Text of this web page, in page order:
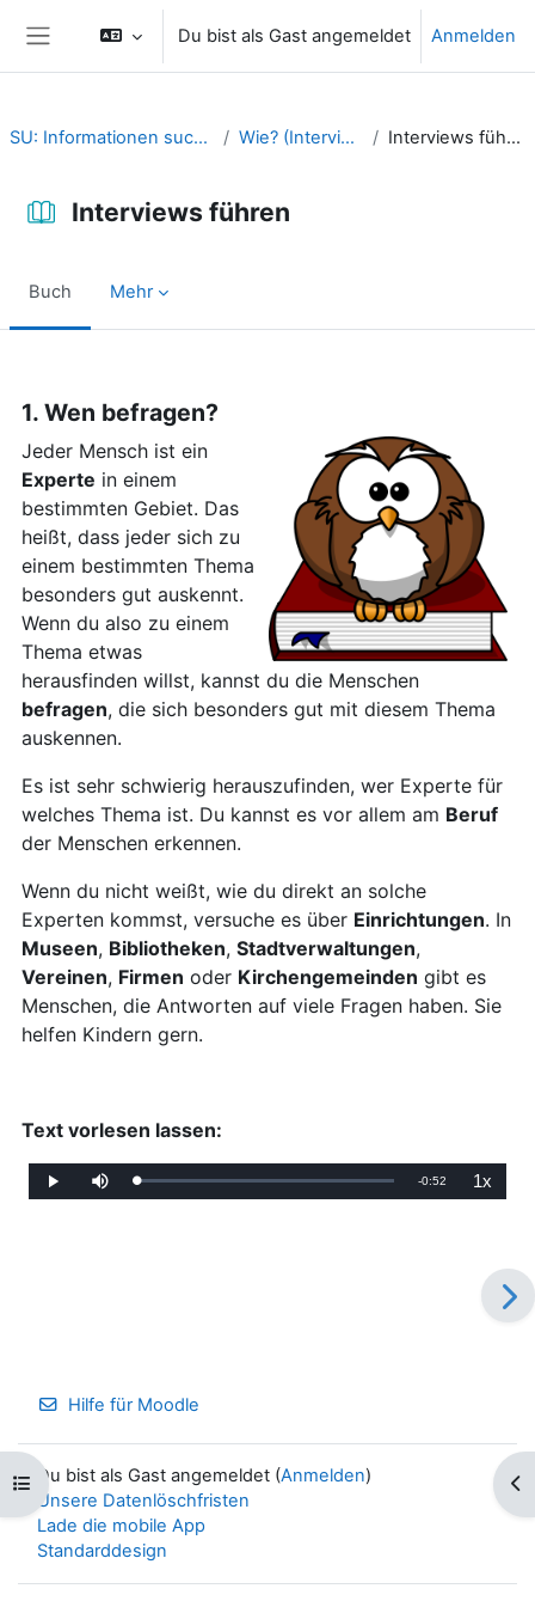
Website-Übersicht
Du bist als Gast angemeldet Anmelden
Kursindex öffnen
SU: Informationen suchen Wie? (Interview) Interviews führen
Interviews führen
Buch Mehr
1. Wen befragen?
Jeder Mensch ist ein
Experte in einem
bestimmten Gebiet. Das
heißt, dass jeder sich zu
einem bestimmten Thema
besonders gut auskennt.
Wenn du also zu einem
Thema etwas
herausfinden willst, kannst du die Menschen
befragen, die sich besonders gut mit diesem Thema
auskennen.
Es ist sehr schwierig herauszufinden, wer Experte für
welches Thema ist. Du kannst es vor allem am Beruf
der Menschen erkennen.
Wenn du nicht weißt, wie du direkt an solche
Experten kommst, versuche es über Einrichtungen. In
Museen, Bibliotheken, Stadtverwaltungen,
Vereinen, Firmen oder Kirchengemeinden gibt es
Menschen, die Antworten auf viele Fragen haben. Sie
helfen Kindern gern.
Text vorlesen lassen:
WiedergabeStumm
schalten
Geladen:
Verbleibende
-0:52 1x
Hilfe für Moodle
Du bist als Gast angemeldet (Anmelden)
Unsere Datenlöschfristen
Lade die mobile App
Standarddesign